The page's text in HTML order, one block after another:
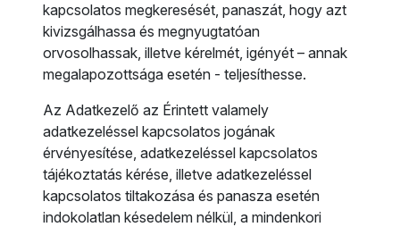
kapcsolatos megkeresését, panaszát, hogy azt
kivizsgálhassa és megnyugtatóan
orvosolhassak, illetve kérelmét, igényét – annak
megalapozottsága esetén - teljesíthesse.
Az Adatkezelő az Érintett valamely
adatkezeléssel kapcsolatos jogának
érvényesítése, adatkezeléssel kapcsolatos
tájékoztatás kérése, illetve adatkezeléssel
kapcsolatos tiltakozása és panasza esetén
indokolatlan késedelem nélkül, a mindenkori